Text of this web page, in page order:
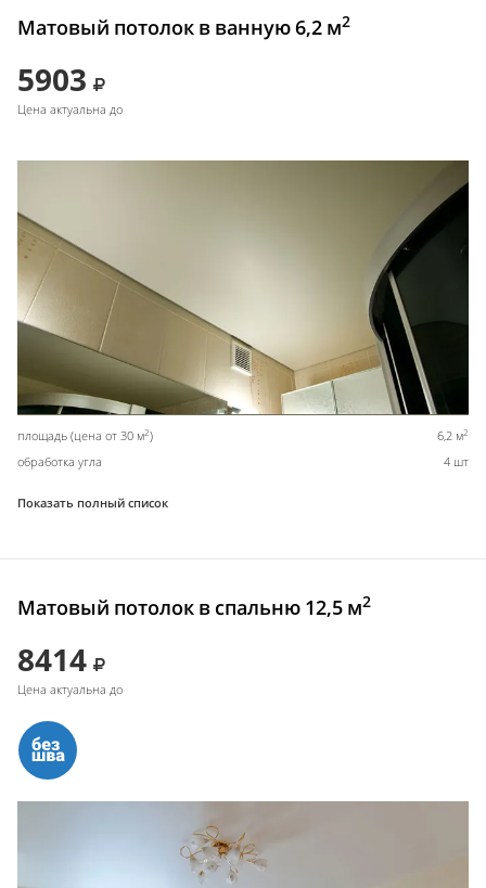
Матовый потолок в ванную 6,2 м2
5903
Цена актуальна до
площадь (цена от 30 м2) 6,2 м2
обработка угла 4 шт
Показать полный список
Матовый потолок в спальню 12,5 м2
8414
Цена актуальна до